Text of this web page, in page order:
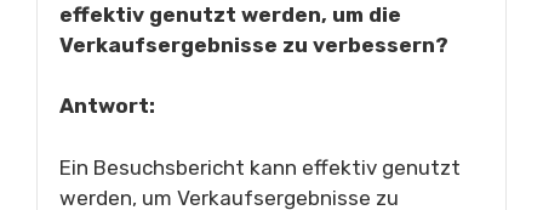
effektiv genutzt werden, um die
Verkaufsergebnisse zu verbessern?
Antwort:
Ein Besuchsbericht kann effektiv genutzt
werden, um Verkaufsergebnisse zu